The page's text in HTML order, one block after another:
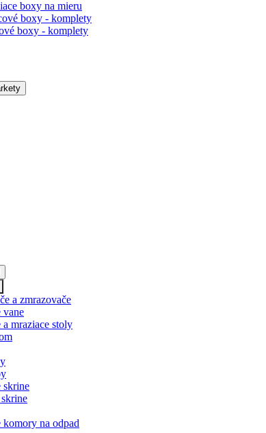
boxy na mieru
boxy - komplety
boxy - komplety
a zmrazovače
vane
mraziace stoly
skrine
komory na odpad